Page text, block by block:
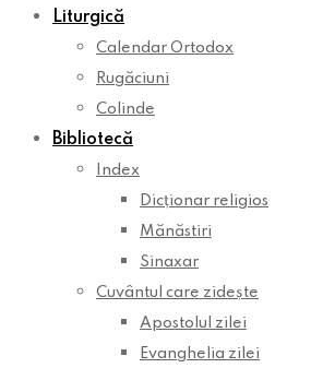
Liturgică
Calendar Ortodox
Rugăciuni
Colinde
Bibliotecă
Index
Dicționar religios
Mănăstiri
Sinaxar
Cuvântul care zidește
Apostolul zilei
Evanghelia zilei